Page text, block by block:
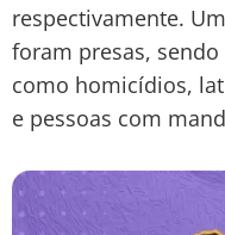
respectivamente.
foram presas,
como homicídios,
e pessoas com